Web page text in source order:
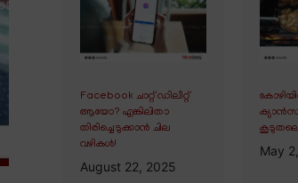
Facebook ചാറ്റ് ഡിലീറ്റ്
ആയോ? എങ്കിലിതാ
തിരിച്ചെടുക്കാൻ ചില
വഴികൾ!
August 22, 2025
May